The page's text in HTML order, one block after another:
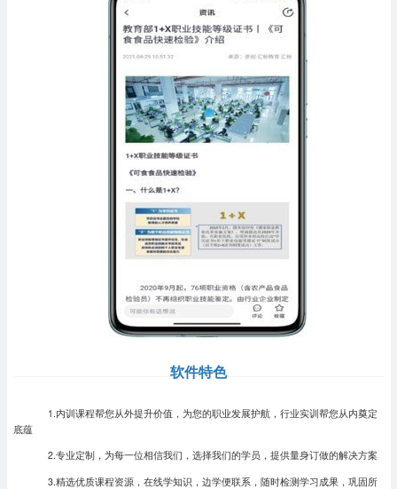
软件特色
1.内训课程帮您从外提升价值，为您的职业发展护航，行业实训帮您从内奠定
底蕴
2.专业定制，为每一位相信我们，选择我们的学员，提供量身订做的解决方案
3.精选优质课程资源，在线学知识，边学便联系，随时检测学习成果，巩固所